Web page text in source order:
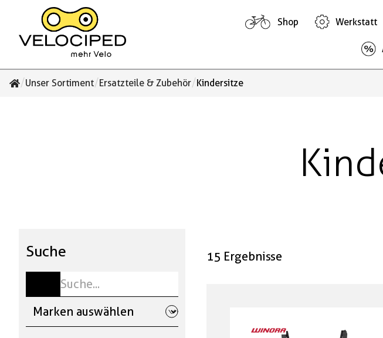
Shop Werkstatt
/Unser Sortiment/Ersatzteile & Zubehör/Kindersitze
Suche 15 Ergebnisse